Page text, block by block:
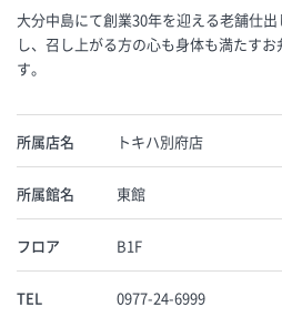
大分中島にて創業30年を迎える老舗仕
し、召し上がる方の心も身体も満たす
す。
所属店名 トキハ別府店
所属館名 東館
フロア B1F
TEL 0977-24-6999